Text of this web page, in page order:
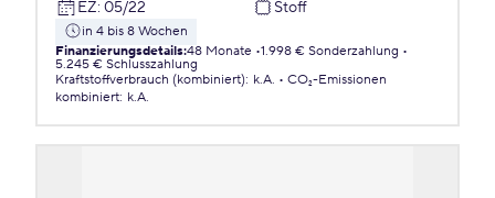
EZ: 05/22 Stoff
in 4 bis 8 Wochen
Finanzierungsdetails:48 Monate 1.998 € Sonderzahlung
5.245 € Schlusszahlung
Kraftstoffverbrauch (kombiniert): k.A.
CO₂-Emissionen
kombiniert: k.A.